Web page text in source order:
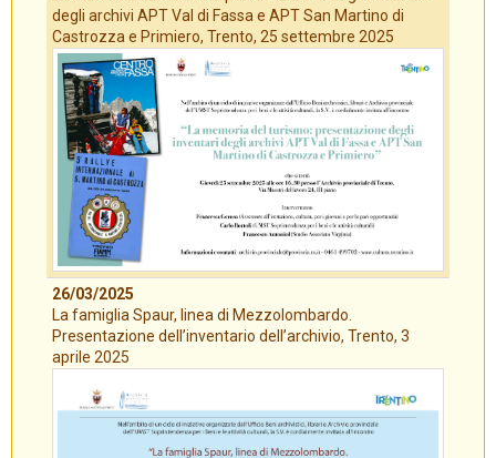
degli archivi APT Val di Fassa e APT San Martino di
Castrozza e Primiero, Trento, 25 settembre 2025
26/03/2025
La famiglia Spaur, linea di Mezzolombardo.
Presentazione dell’inventario dell’archivio, Trento, 3
aprile 2025